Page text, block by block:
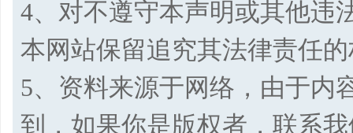
4、对不遵守本声明或其他违
本网站保留追究其法律责任
5、资料来源于网络，由于内
到，如果你是版权者，联系